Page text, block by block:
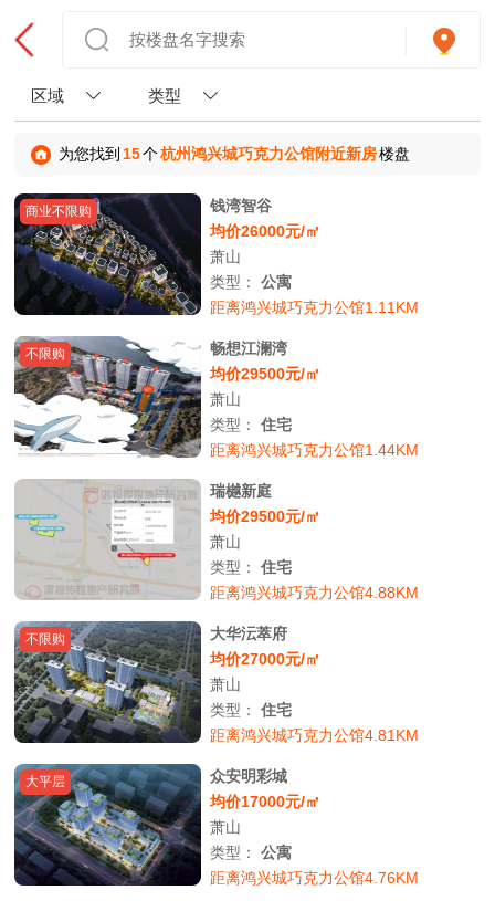
区域 类型
为您找到 15个杭州鸿兴城巧克力公馆附近新房楼盘
商业不限购
钱湾智谷
均价26000元/㎡
萧山
类型：公寓
距离鸿兴城巧克力公馆1.11KM
不限购
畅想江澜湾
均价29500元/㎡
萧山
类型：住宅
距离鸿兴城巧克力公馆1.44KM
瑞樾新庭
均价29500元/㎡
萧山
类型：住宅
距离鸿兴城巧克力公馆4.88KM
不限购
大华沄萃府
均价27000元/㎡
萧山
类型：住宅
距离鸿兴城巧克力公馆4.81KM
大平层
众安明彩城
均价17000元/㎡
萧山
类型：公寓
距离鸿兴城巧克力公馆4.76KM